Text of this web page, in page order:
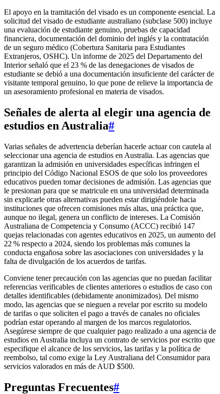
El apoyo en la tramitación del visado es un componente esencial. La
solicitud del visado de estudiante australiano (subclase 500) incluye
una evaluación de estudiante genuino, pruebas de capacidad
financiera, documentación del dominio del inglés y la contratación
de un seguro médico (Cobertura Sanitaria para Estudiantes
Extranjeros, OSHC). Un informe de 2025 del Departamento del
Interior señaló que el 23 % de las denegaciones de visados de
estudiante se debió a una documentación insuficiente del carácter de
visitante temporal genuino, lo que pone de relieve la importancia de
un asesoramiento profesional en materia de visados.
Señales de alerta al elegir una agencia de
estudios en Australia#
Varias señales de advertencia deberían hacerle actuar con cautela al
seleccionar una agencia de estudios en Australia. Las agencias que
garantizan la admisión en universidades específicas infringen el
principio del Código Nacional ESOS de que solo los proveedores
educativos pueden tomar decisiones de admisión. Las agencias que
le presionan para que se matricule en una universidad determinada
sin explicarle otras alternativas pueden estar dirigiéndole hacia
instituciones que ofrecen comisiones más altas, una práctica que,
aunque no ilegal, genera un conflicto de intereses. La Comisión
Australiana de Competencia y Consumo (ACCC) recibió 147
quejas relacionadas con agentes educativos en 2025, un aumento del
22 % respecto a 2024, siendo los problemas más comunes la
conducta engañosa sobre las asociaciones con universidades y la
falta de divulgación de los acuerdos de tarifas.
Conviene tener precaución con las agencias que no puedan facilitar
referencias verificables de clientes anteriores o estudios de caso con
detalles identificables (debidamente anonimizados). Del mismo
modo, las agencias que se nieguen a revelar por escrito su modelo
de tarifas o que soliciten el pago a través de canales no oficiales
podrían estar operando al margen de los marcos regulatorios.
Asegúrese siempre de que cualquier pago realizado a una agencia de
estudios en Australia incluya un contrato de servicios por escrito que
especifique el alcance de los servicios, las tarifas y la política de
reembolso, tal como exige la Ley Australiana del Consumidor para
servicios valorados en más de AUD $500.
Preguntas Frecuentes#